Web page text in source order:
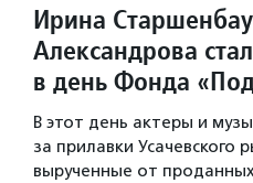
Ирина
Александрова
в день Фонда
В этот день актеры и
за прилавки Усачевского
вырученные от